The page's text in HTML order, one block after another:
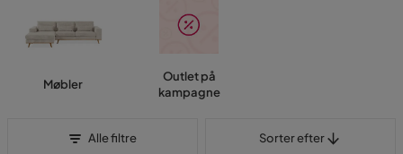
Møbler
Outlet på
kampagne
Alle filtre Sorter efter